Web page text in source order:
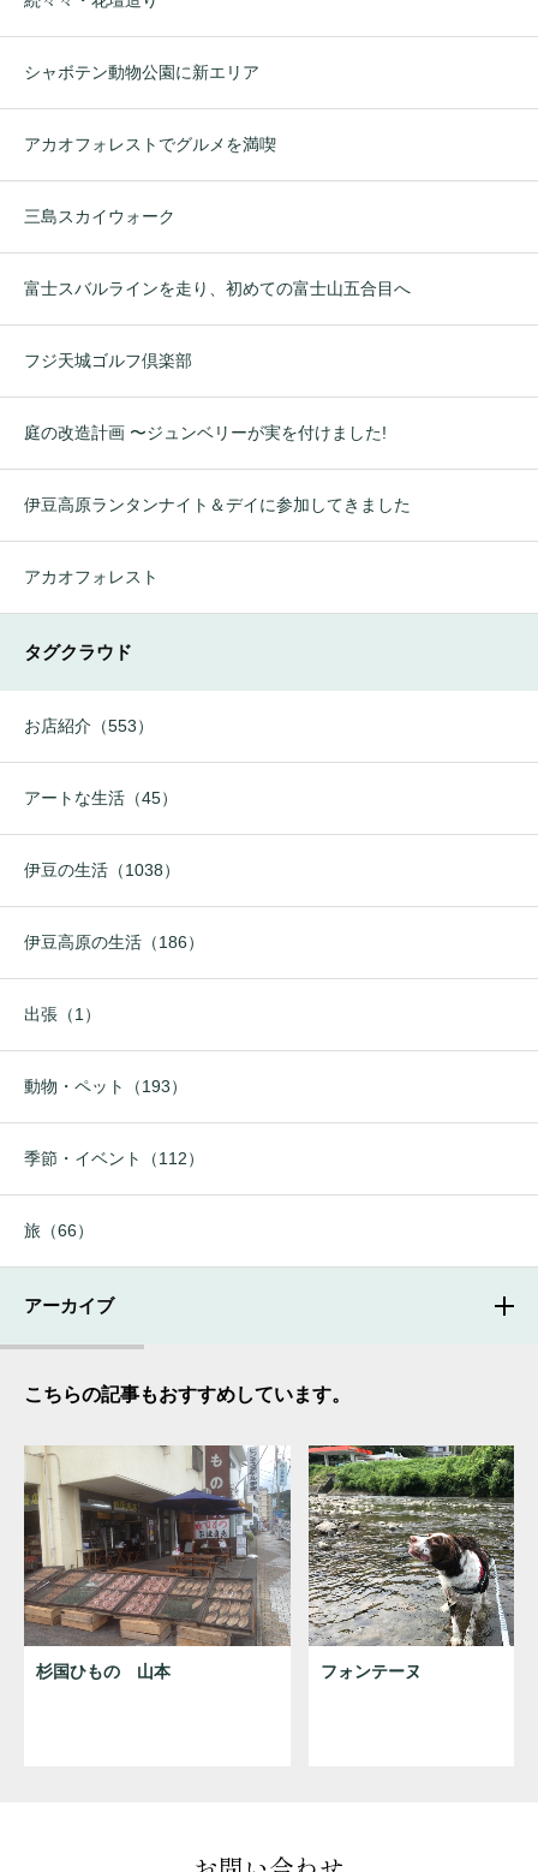
シャボテン動物公園に新エリア
アカオフォレストでグルメを満喫
三島スカイウォーク
富士スバルラインを走り、初めての富士山五合目へ
フジ天城ゴルフ倶楽部
庭の改造計画 〜ジュンベリーが実を付けました!
伊豆高原ランタンナイト＆デイに参加してきました
アカオフォレスト
タグクラウド
お店紹介（553）
アートな生活（45）
伊豆の生活（1038）
伊豆高原の生活（186）
出張（1）
動物・ペット（193）
季節・イベント（112）
旅（66）
アーカイブ
こちらの記事もおすすめしています。
杉国ひもの 山本 フォンテーヌ